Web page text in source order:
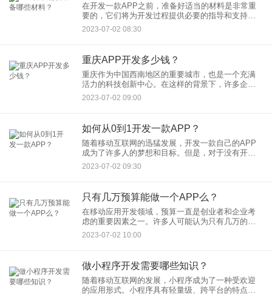
在开发一款APP之前，准备好适当的材料是非常重
要的，它们将为开发过程提供必要的指导和支持。
以下是一些你需要准备的材料： 1.项目概念和需求
文档： 在着手
2023-07-02 08:30
重庆APP开发多少钱？
重庆作为中国西南地区的重要城市，也是一个充满
活力的科技创新中心。在这样的背景下，许多企业
和创业者对于开发一款APP都产生了兴趣。然而，
APP开发的费用并不是一个固定的数字，它取决于
2023-07-02 09:00
如何从0到1开发一款APP？
随着移动互联网的迅猛发展，开发一款自己的APP
成为了许多人的梦想和目标。但是，对于没有开发
经验的人来说，从零开始开发一款APP可能会感到
困惑。在本文中，我们将探讨一些关键步骤，帮助
2023-07-02 09:30
只有几万预算能做一个APP么？
在移动应用开发领域，预算一直是创业者和企业考
虑的重要因素之一。许多人可能认为只有几万的预
算很难开发一款优质的APP，但实际上，取决于多
个因素，几万预算是可以做一个APP的。
2023-07-02 10:00
做小程序开发需要哪些知识？
随着移动互联网的发展，小程序成为了一种受欢迎
的应用形式。小程序具有轻量级、跨平台的特点，